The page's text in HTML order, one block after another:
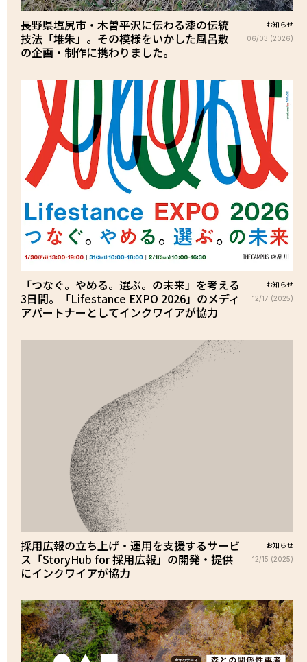
長野県塩尻市・木曽平沢に伝わる漆の伝統
技法「堆朱」。その模様をいかした風呂敷
の企画・制作に携わりました。
お知らせ
06/03 (2026)
「つなぐ。やめる。選ぶ。の未来」を考える
3日間。「Lifestance EXPO 2026」のメディ
アパートナーとしてインクワイアが協力
お知らせ
12/17 (2025)
採用広報の立ち上げ・運用を支援するサービ
ス「StoryHub for 採用広報」の開発・提供
にインクワイアが協力
お知らせ
12/15 (2025)